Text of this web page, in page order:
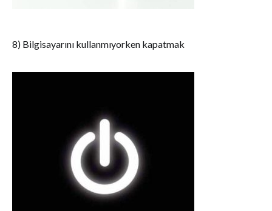
8) Bilgisayarını kullanmıyorken kapatmak